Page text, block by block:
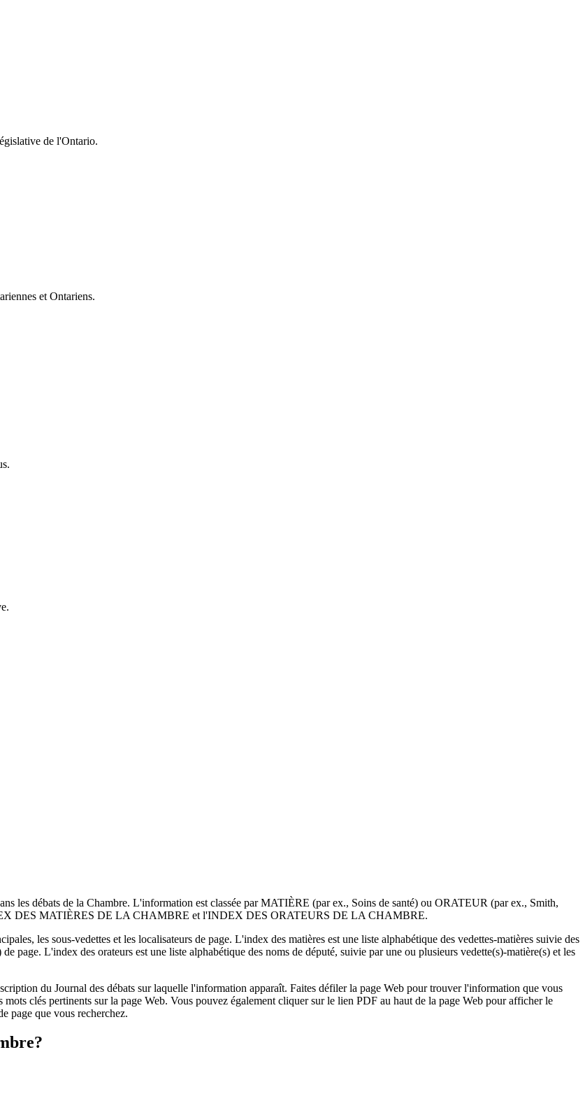
de l'Ontario.
et Ontariens.
les débats de la Chambre. L'information est classée par MATIÈRE (par ex., Soins de santé) ou ORATEUR (par ex., Smith,
DES MATIÈRES DE LA CHAMBRE et l'INDEX DES ORATEURS DE LA CHAMBRE.
les sous-vedettes et les localisateurs de page. L'index des matières est une liste alphabétique des vedettes-matières suivie des
page. L'index des orateurs est une liste alphabétique des noms de député, suivie par une ou plusieurs vedette(s)-matière(s) et les
du Journal des débats sur laquelle l'information apparaît. Faites défiler la page Web pour trouver l'information que vous
clés pertinents sur la page Web. Vous pouvez également cliquer sur le lien PDF au haut de la page Web pour afficher le
page que vous recherchez.